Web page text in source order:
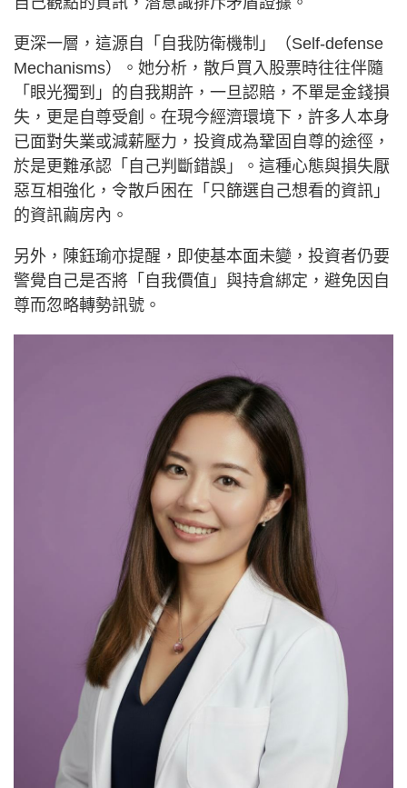
更深一層，這源自「自我防衛機制」（Self-defense
Mechanisms）。她分析，散戶買入股票時往往伴隨
「眼光獨到」的自我期許，一旦認賠，不單是金錢損
失，更是自尊受創。在現今經濟環境下，許多人本身
已面對失業或減薪壓力，投資成為鞏固自尊的途徑，
於是更難承認「自己判斷錯誤」。這種心態與損失厭
惡互相強化，令散戶困在「只篩選自己想看的資訊」
的資訊繭房內。
另外，陳鈺瑜亦提醒，即使基本面未變，投資者仍要
警覺自己是否將「自我價值」與持倉綁定，避免因自
尊而忽略轉勢訊號。